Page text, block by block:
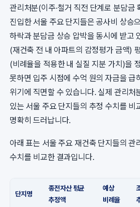
관리처분(이주·철거 직전 단계로 분담금
진입한 서울 주요 단지들은 공사비 상승
하락과 분담금 상승 압박을 동시에 받고
(재건축 전 내 아파트의 감정평가 금액)
(비례율을 적용한 내 실질 지분 가치)을
못하면 입주 시점에 수억 원의 자금을 급
위기에 직면할 수 있습니다. 실제 관리처
있는 서울 주요 단지들의 추정 수치를 비
명확히 드러납니다.
아래 표는 서울 주요 재건축 단지들의 관
수치를 비교한 결과입니다.
단지명
종전자산 평균
추정액
예상
비례율